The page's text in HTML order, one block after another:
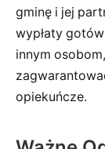
gminę i jej
wypłaty
innym
opiekuńcze.